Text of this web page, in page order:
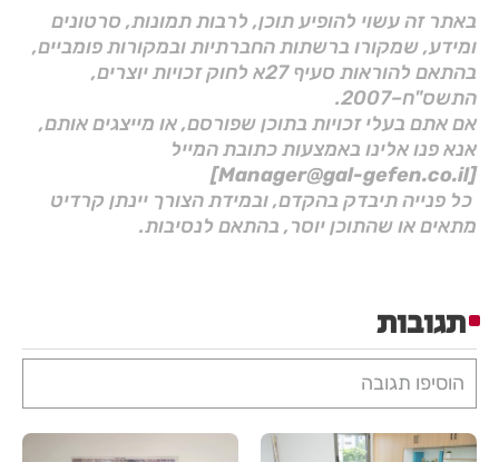
באתר זה עשוי להופיע תוכן, לרבות תמונות, סרטונים
ומידע, שמקורו ברשתות החברתיות ובמקורות פומביים,
בהתאם להוראות סעיף 27א לחוק זכויות יוצרים,
התשס"ח–2007.
אם אתם בעלי זכויות בתוכן שפורסם, או מייצגים אותם,
אנא פנו אלינו באמצעות כתובת המייל
[Manager@gal-gefen.co.il]
כל פנייה תיבדק בהקדם, ובמידת הצורך יינתן קרדיט
מתאים או שהתוכן יוסר, בהתאם לנסיבות.
תגובות
הוסיפו תגובה